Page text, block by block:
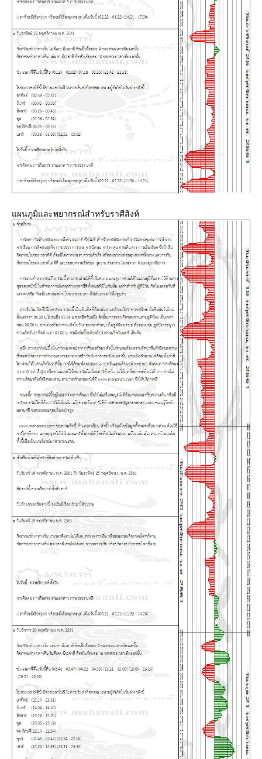
ผนภูมิและพยากรณ์สำหรับราศีสิงห์